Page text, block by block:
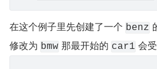
在这个例子里先创建了一个 benz
修改为 bmw 那最开始的 car1 会